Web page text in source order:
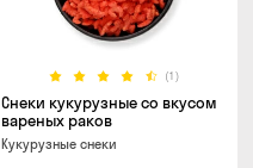
(1)
Снеки кукурузные со вкусом
вареных раков
Кукурузные снеки